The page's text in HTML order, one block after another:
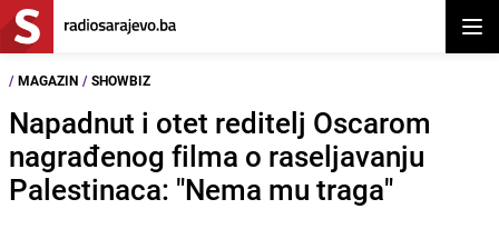
/ MAGAZIN / SHOWBIZ
Napadnut i otet reditelj Oscarom
nagrađenog filma o raseljavanju
Palestinaca: "Nema mu traga"